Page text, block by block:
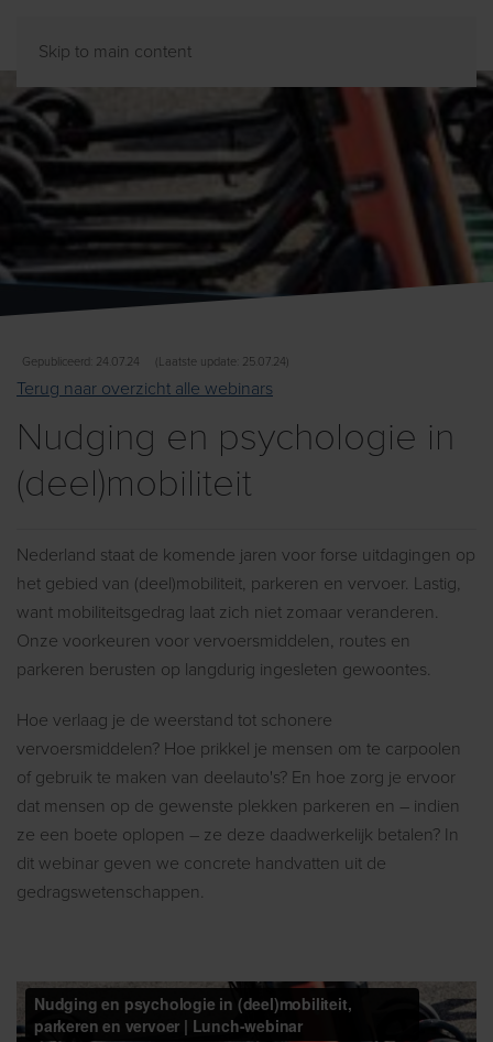
Skip to main content
Gepubliceerd: 24.07.24 (Laatste update: 25.07.24)
Terug naar overzicht alle webinars
Nudging en psychologie in
(deel)mobiliteit
Nederland staat de komende jaren voor forse uitdagingen op
het gebied van (deel)mobiliteit, parkeren en vervoer. Lastig,
want mobiliteitsgedrag laat zich niet zomaar veranderen.
Onze voorkeuren voor vervoersmiddelen, routes en
parkeren berusten op langdurig ingesleten gewoontes.
Hoe verlaag je de weerstand tot schonere
vervoersmiddelen? Hoe prikkel je mensen om te carpoolen
of gebruik te maken van deelauto's? En hoe zorg je ervoor
dat mensen op de gewenste plekken parkeren en – indien
ze een boete oplopen – ze deze daadwerkelijk betalen? In
dit webinar geven we concrete handvatten uit de
gedragswetenschappen.